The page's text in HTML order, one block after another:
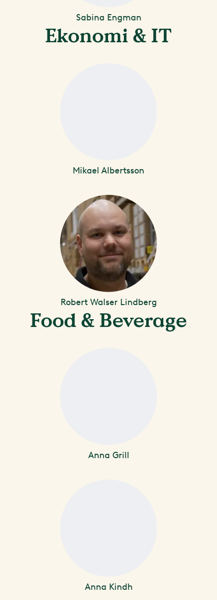
Sabina Engman
Ekonomi & IT
Mikael Albertsson
Robert Walser Lindberg
Food & Beverage
Anna Grill
Anna Kindh